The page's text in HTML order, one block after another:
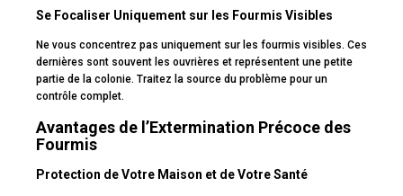
Se Focaliser Uniquement sur les Fourmis Visibles
Ne vous concentrez pas uniquement sur les fourmis visibles. Ces
dernières sont souvent les ouvrières et représentent une petite
partie de la colonie. Traitez la source du problème pour un
contrôle complet.
Avantages de l’Extermination Précoce des
Fourmis
Protection de Votre Maison et de Votre Santé